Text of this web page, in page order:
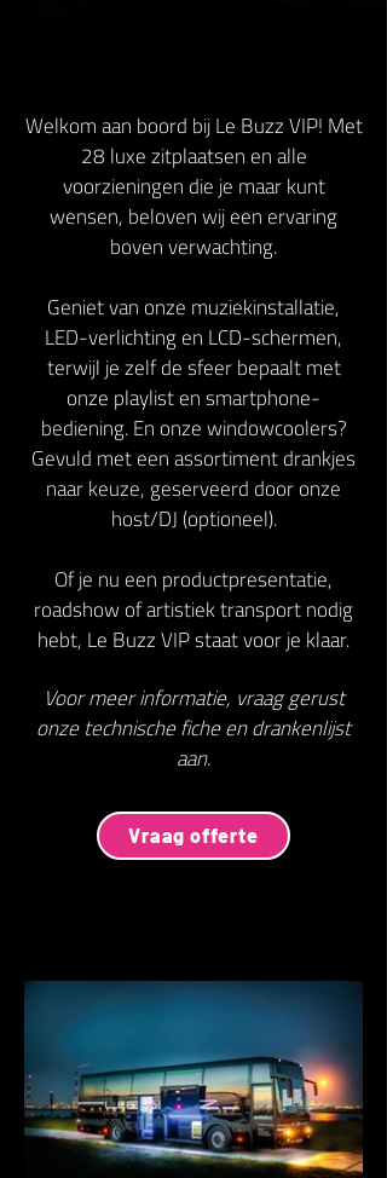
Welkom aan boord bij Le Buzz VIP! Met
28 luxe zitplaatsen en alle
voorzieningen die je maar kunt
wensen, beloven wij een ervaring
boven verwachting.
Geniet van onze muziekinstallatie,
LED-verlichting en LCD-schermen,
terwijl je zelf de sfeer bepaalt met
onze playlist en smartphone-
bediening. En onze windowcoolers?
Gevuld met een assortiment drankjes
naar keuze, geserveerd door onze
host/DJ (optioneel).
Of je nu een productpresentatie,
roadshow of artistiek transport nodig
hebt, Le Buzz VIP staat voor je klaar.
Voor meer informatie, vraag gerust
onze technische fiche en drankenlijst
aan.
Vraag offerte